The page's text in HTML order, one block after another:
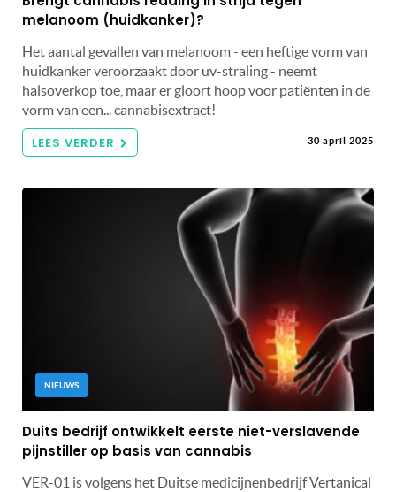
melanoom (huidkanker)?
Het aantal gevallen van melanoom - een heftige vorm van
huidkanker veroorzaakt door uv-straling - neemt
halsoverkop toe, maar er gloort hoop voor patiënten in de
vorm van een... cannabisextract!
LEES VERDER 30 april 2025
NIEUWS
Duits bedrijf ontwikkelt eerste niet-verslavende
pijnstiller op basis van cannabis
VER-01 is volgens het Duitse medicijnenbedrijf Vertanical